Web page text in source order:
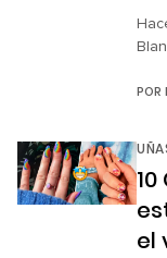
POR
el